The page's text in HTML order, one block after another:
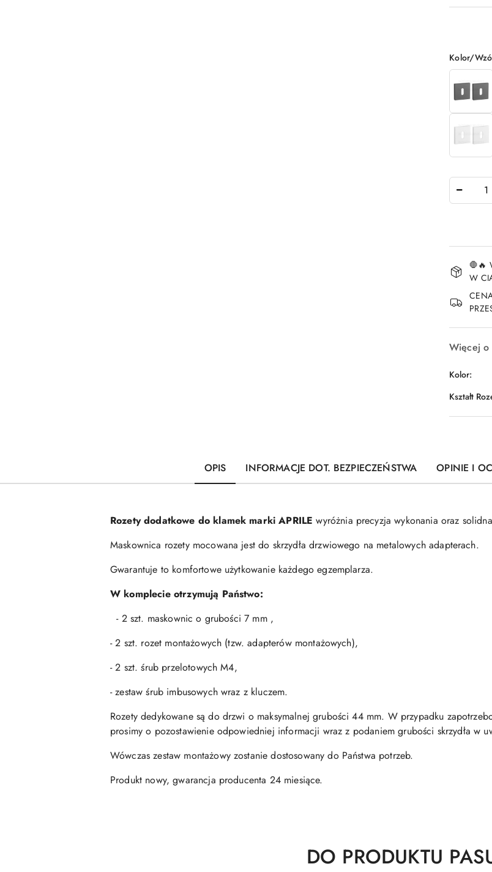
Wariant
Kolor/
i
🛑🔥
W
Więcej o
Kolor:
Kształt
OPIS INFORMACJE DOT. BEZPIECZEŃSTWA OPINIE I
Rozety dodatkowe do klamek marki APRILE wyróżnia precyzja wykonania oraz
Maskownica rozety mocowana jest do skrzydła drzwiowego na metalowych adapterach.
Gwarantuje to komfortowe użytkowanie każdego egzemplarza.
W komplecie otrzymują Państwo:
- 2 szt. maskownic o grubości 7 mm ,
- 2 szt. rozet montażowych (tzw. adapterów montażowych),
- 2 szt. śrub przelotowych M4,
- zestaw śrub imbusowych wraz z kluczem.
Rozety dedykowane są do drzwi o maksymalnej grubości 44 mm. W przypadku
prosimy o pozostawienie odpowiedniej informacji wraz z podaniem grubości skrzydła w
Wówczas zestaw montażowy zostanie dostosowany do Państwa potrzeb.
Produkt nowy, gwarancja producenta 24 miesiące.
Produkty
DO PRODUKTU